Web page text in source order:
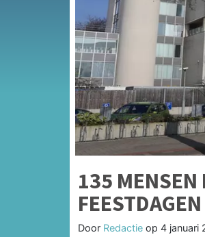
135 MENSEN
FEESTDAGEN
Door Redactie op 4 januari